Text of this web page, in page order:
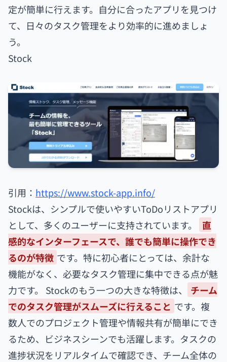
定が簡単に行えます。自分に合ったアプリを見つけ
て、日々のタスク管理をより効率的に進めましょ
う。
Stock
引用： https://www.stock-app.info/
Stockは、シンプルで使いやすいToDoリストアプリ
として、多くのユーザーに支持されています。
直
感的なインターフェースで、誰でも簡単に操作でき
るのが特徴 です。特に初心者にとっては、余計な
機能がなく、必要なタスク管理に集中できる点が魅
力です。 Stockのもう一つの大きな特徴は、
チーム
でのタスク管理がスムーズに行えること です。複
数人でのプロジェクト管理や情報共有が簡単にでき
るため、ビジネスシーンでも活躍します。タスクの
進捗状況をリアルタイムで確認でき、チーム全体の